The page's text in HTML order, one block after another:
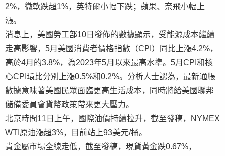
2%，微軟跌超1%，英特爾小幅下跌；蘋果、奈飛小幅上
漲。
消息上，美國勞工部10日發佈的數據顯示，受能源成本繼續
走高影響，5月美國消費者價格指數（CPI）同比上漲4.2%，
高於4月的3.8%，為2023年5月以來最高水準。5月CPI和核
心CPI環比分別上漲0.5%和0.2%。分析人士認為，最新通脹
數據意味著美國民眾面臨更高生活成本，同時將給美國聯邦
儲備委員會貨幣政策帶來更大壓力。
北京時間11日上午，國際油價持續拉升，截至發稿，NYMEX
WTI原油漲超3%，目前站上93美元/桶。
貴金屬市場全線走低，截至發稿，現貨黃金跌0.67%，